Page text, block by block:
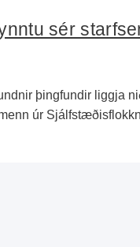
sér
þingfundir liggja
úr